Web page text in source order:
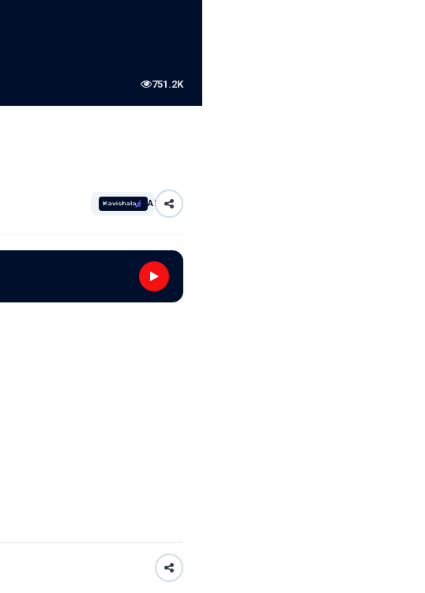
751.2K
AI